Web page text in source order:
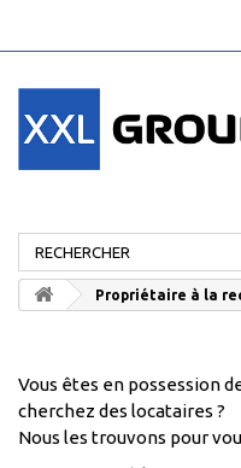
Propriétaire à la
Vous êtes en possession
cherchez des locataires ?
Nous les trouvons pour